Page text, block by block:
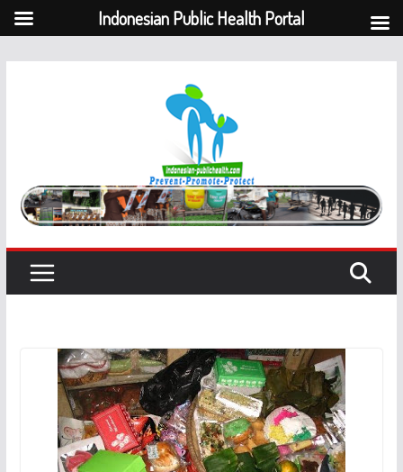
Indonesian Public Health Portal